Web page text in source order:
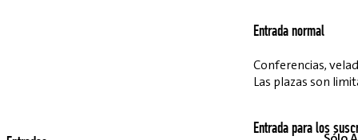
Entrada normal
Conferencias,
Las plazas son
Entrada para los